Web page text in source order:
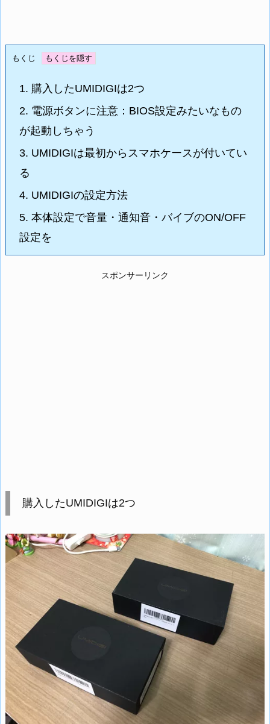
もくじ
1. 購入したUMIDIGIは2つ
2. 電源ボタンに注意：BIOS設定みたいなもの
が起動しちゃう
3. UMIDIGIは最初からスマホケースが付いてい
る
4. UMIDIGIの設定方法
5. 本体設定で音量・通知音・バイブのON/OFF
設定を
スポンサーリンク
購入したUMIDIGIは2つ